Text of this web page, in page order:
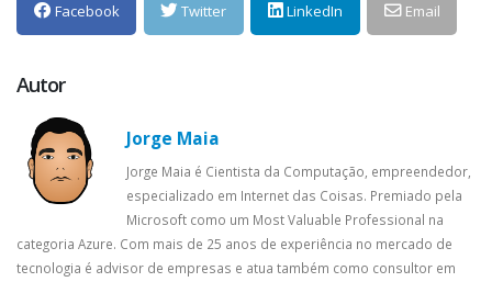
Facebook Twitter LinkedIn Email
Autor
Jorge Maia
Jorge Maia é Cientista da Computação, empreendedor,
especializado em Internet das Coisas. Premiado pela
Microsoft como um Most Valuable Professional na
categoria Azure. Com mais de 25 anos de experiência no mercado de
tecnologia é advisor de empresas e atua também como consultor em